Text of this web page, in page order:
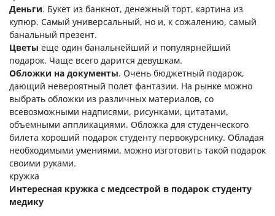
Деньги. Букет из банкнот, денежный торт, картина из
купюр. Самый универсальный, но и, к сожалению, самый
банальный презент.
Цветы еще один банальнейший и популярнейший
подарок. Чаще всего дарится девушкам.
Обложки на документы. Очень бюджетный подарок,
дающий невероятный полет фантазии. На рынке можно
выбрать обложки из различных материалов, со
всевозможными надписями, рисунками, цитатами,
объемными аппликациями. Обложка для студенческого
билета хороший подарок студенту первокурснику. Обладая
необходимыми умениями, можно изготовить такой подарок
своими руками.
кружка
Интересная кружка с медсестрой в подарок студенту
медику